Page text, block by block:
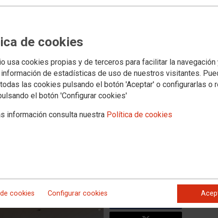
de cookies
usa cookies propias y de terceros para facilitar la navegación
de estadísticas de uso de nuestros visitantes.
las cookies pulsando el botón 'Aceptar' o configurarlas o
el botón 'Configurar cookies'
información consulta nuestra Política de cookies
cookies Configurar cookies
de ArcelorMittal en todo
para denunciar el
la deslocalización y los
acuerdan levantar un plan de acción que cogerá
(Francia) la Red Sindical Mundial de ArcelorMittal.
para la multinacional del acero en todo el mundo
que practica la dirección y su interés por concentrar en
lanzar un plan de acción que denunciará lo que
Arrancará este mes y se impulsará en septiembre.